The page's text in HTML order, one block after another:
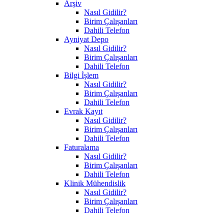
Arşiv
Nasıl Gidilir?
Birim Çalışanları
Dahili Telefon
Ayniyat Depo
Nasıl Gidilir?
Birim Çalışanları
Dahili Telefon
Bilgi İşlem
Nasıl Gidilir?
Birim Çalışanları
Dahili Telefon
Evrak Kayıt
Nasıl Gidilir?
Birim Çalışanları
Dahili Telefon
Faturalama
Nasıl Gidilir?
Birim Çalışanları
Dahili Telefon
Klinik Mühendislik
Nasıl Gidilir?
Birim Çalışanları
Dahili Telefon